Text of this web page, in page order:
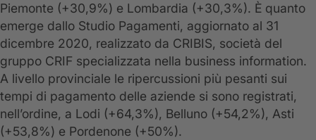
Piemonte (+30,9%) e Lombardia (+30,3%). È quanto
emerge dallo Studio Pagamenti, aggiornato al 31
dicembre 2020, realizzato da CRIBIS, società del
gruppo CRIF specializzata nella business information.
A livello provinciale le ripercussioni più pesanti sui
tempi di pagamento delle aziende si sono registrati,
nell’ordine, a Lodi (+64,3%), Belluno (+54,2%), Asti
(+53,8%) e Pordenone (+50%).